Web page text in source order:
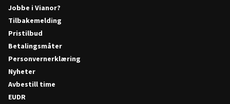
Jobbe i Vianor?
Tilbakemelding
Pristilbud
Betalingsmåter
Personvernerklæring
Nyheter
Avbestill time
EUDR